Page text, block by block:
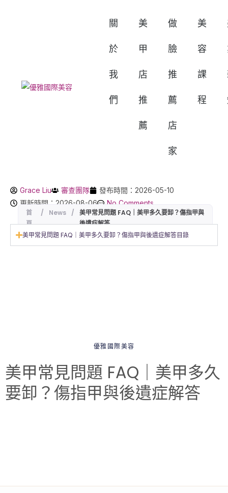
關
於
我
們
美
甲
店
推
薦
做
臉
推
薦
店
家
美
容
課
程
Grace Liu 審查團隊
發布時間：2026-05-10
更新時間：2026-08-06
No Comments
首
頁
/ News /
美甲常見問題 FAQ｜美甲多久要卸？傷指甲與
後遺症解答
美甲常見問題 FAQ｜美甲多久要卸？傷指甲與後遺症解答目錄
優雅國際美容
美甲常見問題 FAQ｜美甲多久
要卸？傷指甲與後遺症解答